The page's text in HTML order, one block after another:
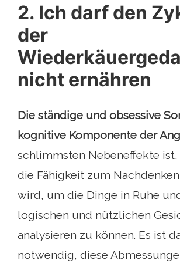
2. Ich darf den
der
nicht ernähren
Die ständige und obsessive
kognitive Komponente der
schlimmsten Nebeneffekte ist,
die Fähigkeit zum
wird, um die Dinge in Ruhe
logischen und nützlichen
analysieren zu können. Es ist
notwendig, diese